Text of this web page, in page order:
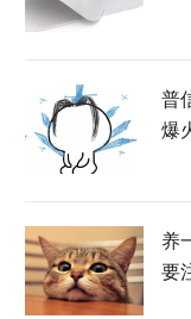
普
爆
养
要